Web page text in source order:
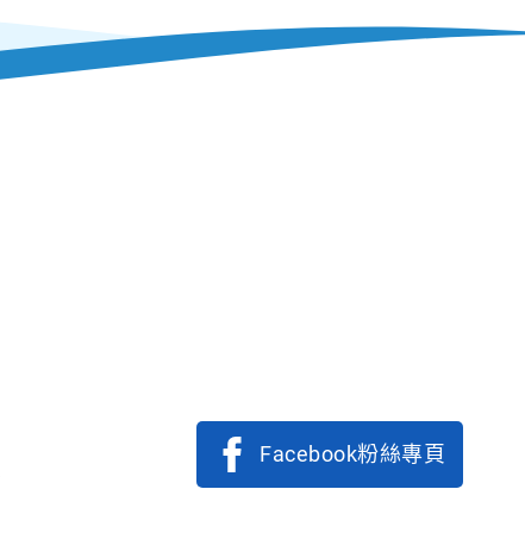
Facebook粉絲專頁